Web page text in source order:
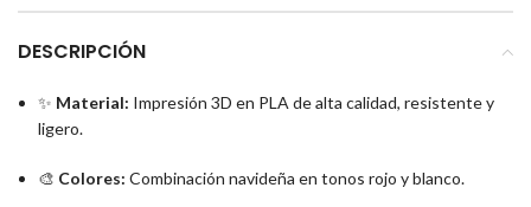
DESCRIPCIÓN
✨ Material: Impresión 3D en PLA de alta calidad, resistente y
ligero.
🎨 Colores: Combinación navideña en tonos rojo y blanco.